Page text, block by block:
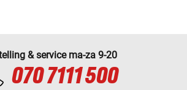
& service ma-za 9-20
070 7111 500